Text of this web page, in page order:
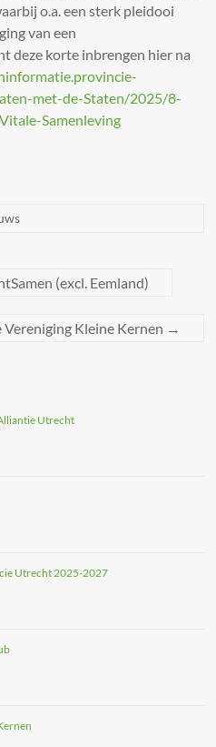
o.a. een sterk pleidooi
van een
deze korte inbrengen hier na
met-de-Staten/2025/8-
Samenleving
(excl. Eemland)
Kleine Kernen →
Utrecht
Utrecht 2025-2027